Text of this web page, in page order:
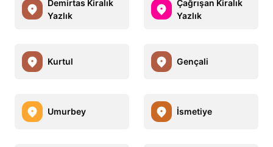
Demirtas Kiralık
Yazlık
Çağrışan Kiralık
Yazlık
Kurtul Gençali
Umurbey İsmetiye